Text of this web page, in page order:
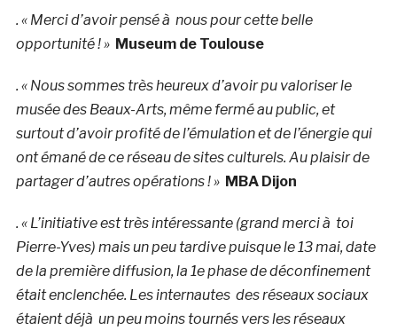
. « Merci d’avoir pensé à nous pour cette belle
opportunité ! » Museum de Toulouse
. « Nous sommes très heureux d’avoir pu valoriser le
musée des Beaux-Arts, même fermé au public, et
surtout d’avoir profité de l’émulation et de l’énergie qui
ont émané de ce réseau de sites culturels. Au plaisir de
partager d’autres opérations ! » MBA Dijon
. « L’initiative est très intéressante (grand merci à toi
Pierre-Yves) mais un peu tardive puisque le 13 mai, date
de la première diffusion, la 1e phase de déconfinement
était enclenchée. Les internautes des réseaux sociaux
étaient déjà un peu moins tournés vers les réseaux